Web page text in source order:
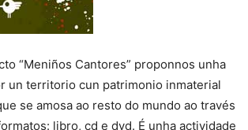
“Meniños Cantores” proponnos unha
un territorio cun patrimonio inmaterial
se amosa ao resto do mundo ao través
libro, cd e dvd. É unha actividade